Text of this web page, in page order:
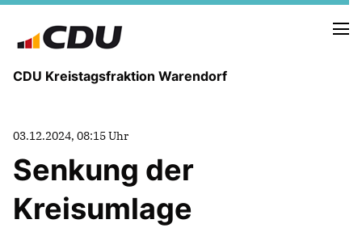
CDU Kreistagsfraktion Warendorf
PRESSE U. NEUIGKEITEN
REDEN UND ANTRÄGE
03.12.2024, 08:15 Uhr
Senkung der
Kreisumlage